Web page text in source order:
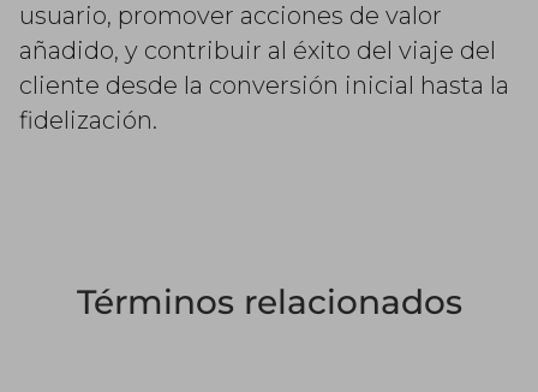
usuario, promover acciones de valor
añadido, y contribuir al éxito del viaje del
cliente desde la conversión inicial hasta la
fidelización.
Términos relacionados